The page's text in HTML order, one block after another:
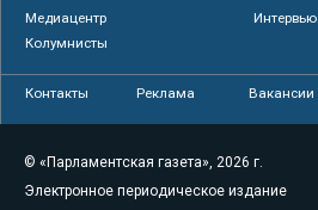
Медиацентр
Интервью
Колумнисты
Контакты Реклама Вакансии
© «Парламентская газета», 2026 г.
Электронное периодическое издание